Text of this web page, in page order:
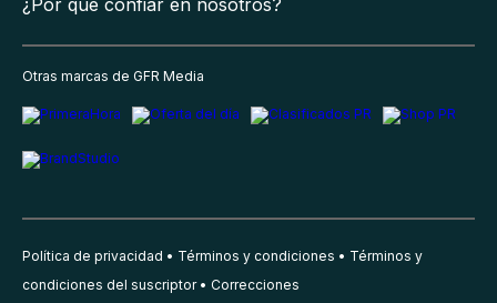
¿Por qué confiar en nosotros?
Otras marcas de GFR Media
Política de privacidad Términos y condiciones
Términos y
condiciones del suscriptor
Correcciones